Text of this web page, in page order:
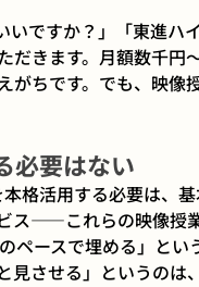
いですか？」「東進
きます。月額数千円
がちです。でも、映像
必要はない
格活用する必要は、
ス——これらの映像授
ペースで埋める」と
させる」というのは